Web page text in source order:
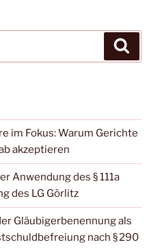
im Fokus: Warum Gerichte
akzeptieren
Anwendung des § 111a
des LG Görlitz
Gläubigerbenennung als
nach § 290